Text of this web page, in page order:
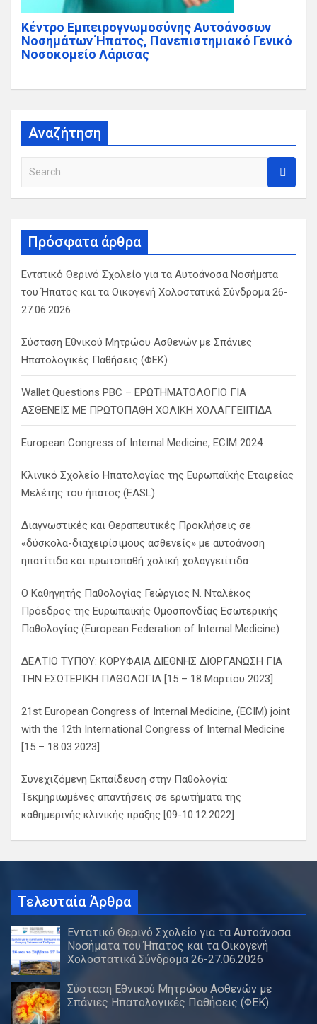
Κέντρο Εμπειρογνωμοσύνης Αυτοάνοσων
Νοσημάτων Ήπατος, Πανεπιστημιακό Γενικό
Νοσοκομείο Λάρισας
Αναζήτηση
a
h
Πρόσφατα άρθρα
Εντατικό Θερινό Σχολείο για τα Αυτοάνοσα Νοσήματα
του Ήπατος και τα Οικογενή Χολοστατικά Σύνδρομα 26-
27.06.2026
Σύσταση Εθνικού Μητρώου Ασθενών με Σπάνιες
Ηπατολογικές Παθήσεις (ΦΕΚ)
Wallet Questions PBC – ΕΡΩΤΗΜΑΤΟΛΟΓΙΟ ΓΙΑ
ΑΣΘΕΝΕΙΣ ΜΕ ΠΡΩΤΟΠΑΘΗ ΧΟΛΙΚΗ ΧΟΛΑΓΓΕΙΙΤΙΔΑ
European Congress of Internal Medicine, ECIM 2024
Κλινικό Σχολείο Ηπατολογίας της Ευρωπαϊκής Εταιρείας
Μελέτης του ήπατος (EASL)
Διαγνωστικές και Θεραπευτικές Προκλήσεις σε
«δύσκολα-διαχειρίσιμους ασθενείς» με αυτοάνοση
ηπατίτιδα και πρωτοπαθή χολική χολαγγειίτιδα
Ο Καθηγητής Παθολογίας Γεώργιος Ν. Νταλέκος
Πρόεδρος της Ευρωπαϊκής Ομοσπονδίας Εσωτερικής
Παθολογίας (European Federation of Internal Medicine)
ΔΕΛΤΙΟ ΤΥΠΟΥ: ΚΟΡΥΦΑΙΑ ΔΙΕΘΝΗΣ ΔΙΟΡΓΑΝΩΣΗ ΓΙΑ
ΤΗΝ ΕΣΩΤΕΡΙΚΗ ΠΑΘΟΛΟΓΙΑ [15 – 18 Μαρτίου 2023]
21st European Congress of Internal Medicine, (ECIM) joint
with the 12th International Congress of Internal Medicine
[15 – 18.03.2023]
Συνεχιζόμενη Εκπαίδευση στην Παθολογία:
Τεκμηριωμένες απαντήσεις σε ερωτήματα της
καθημερινής κλινικής πράξης [09-10.12.2022]
Τελευταία Άρθρα
Εντατικό Θερινό Σχολείο για τα Αυτοάνοσα
Νοσήματα του Ήπατος και τα Οικογενή
Χολοστατικά Σύνδρομα 26-27.06.2026
Σύσταση Εθνικού Μητρώου Ασθενών με
Σπάνιες Ηπατολογικές Παθήσεις (ΦΕΚ)